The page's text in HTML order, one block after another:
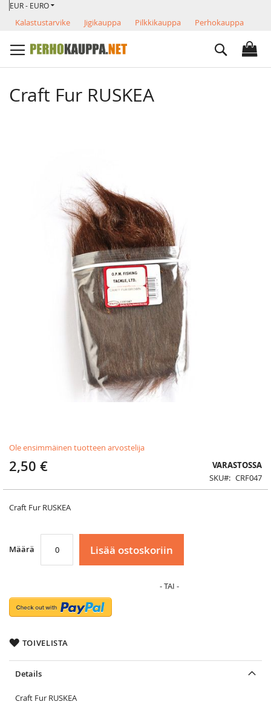
Skip
Content
VALUUTTA
EUR - EURO
Kalastustarvike Jigikauppa Pilkkikauppa
Perhokauppa
Search
Craft Fur RUSKEA
Ole ensimmäinen tuotteen arvostelija
2,50 €
VARASTOSSA
SKU
CRF047
Craft Fur RUSKEA
Määrä Lisää ostoskoriin
TOIVELISTA
to
the
beginning
the
images
Details
Craft Fur RUSKEA